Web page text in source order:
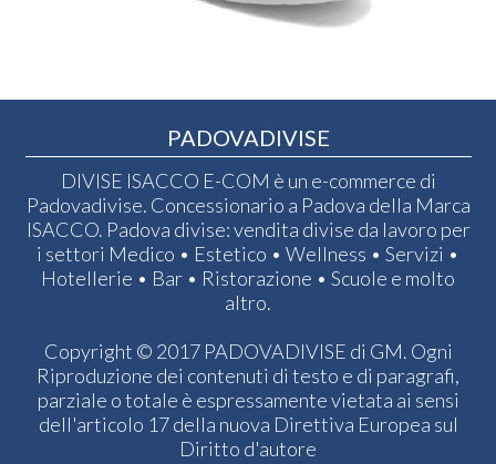
PADOVADIVISE
DIVISE ISACCO E-COM è un e-commerce di
Padovadivise. Concessionario a Padova della Marca
ISACCO. Padova divise: vendita divise da lavoro per
i settori Medico • Estetico • Wellness • Servizi •
Hotellerie • Bar • Ristorazione • Scuole e molto
altro.
Copyright © 2017 PADOVADIVISE di GM. Ogni
Riproduzione dei contenuti di testo e di paragrafi,
parziale o totale è espressamente vietata ai sensi
dell'articolo 17 della nuova Direttiva Europea sul
Diritto d'autore